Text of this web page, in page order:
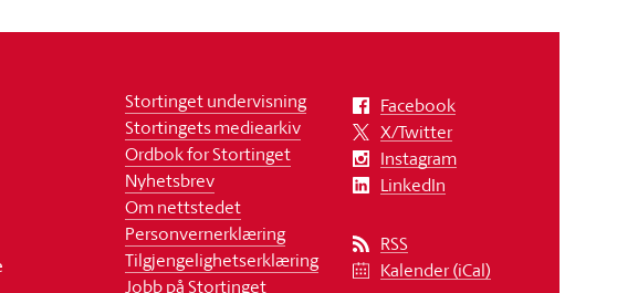
Stortinget undervisning
Stortingets mediearkiv
Ordbok for Stortinget
Nyhetsbrev
Om nettstedet
Personvernerklæring
Tilgjengelighetserklæring
Jobb på Stortinget
Facebook
X/Twitter
Instagram
LinkedIn
RSS
Kalender (iCal)